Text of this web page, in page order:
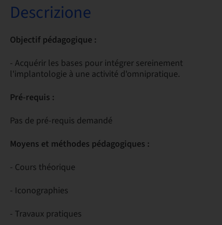
Descrizione
Objectif pédagogique :
- Acquérir les bases pour intégrer sereinement
l'implantologie à une activité d'omnipratique.
Pré-requis :
Pas de pré-requis demandé
Moyens et méthodes pédagogiques :
- Cours théorique
- Iconographies
- Travaux pratiques